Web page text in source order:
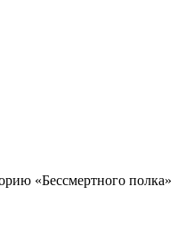
«Бессмертного полка»